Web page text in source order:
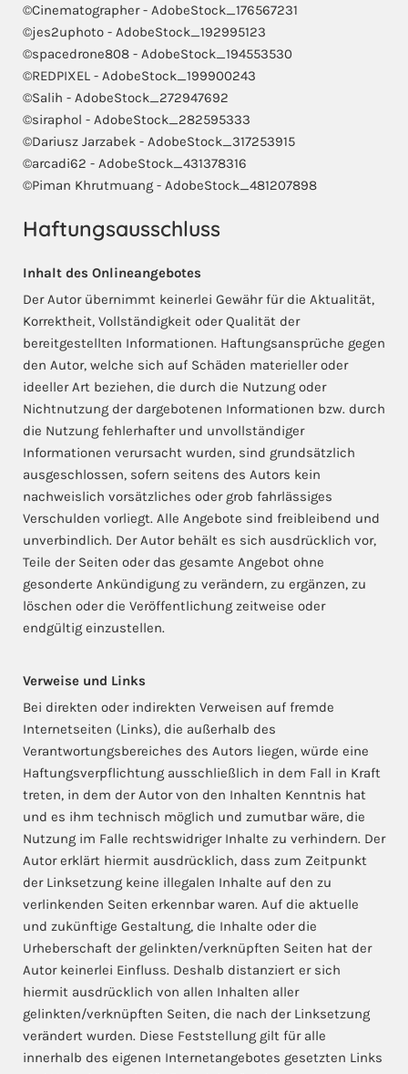
©Cinematographer - AdobeStock_176567231
©jes2uphoto - AdobeStock_192995123
©spacedrone808 - AdobeStock_194553530
©REDPIXEL - AdobeStock_199900243
©Salih - AdobeStock_272947692
©siraphol - AdobeStock_282595333
©Dariusz Jarzabek - AdobeStock_317253915
©arcadi62 - AdobeStock_431378316
©Piman Khrutmuang - AdobeStock_481207898
Haftungsausschluss
Inhalt des Onlineangebotes
Der Autor übernimmt keinerlei Gewähr für die Aktualität,
Korrektheit, Vollständigkeit oder Qualität der
bereitgestellten Informationen. Haftungsansprüche gegen
den Autor, welche sich auf Schäden materieller oder
ideeller Art beziehen, die durch die Nutzung oder
Nichtnutzung der dargebotenen Informationen bzw. durch
die Nutzung fehlerhafter und unvollständiger
Informationen verursacht wurden, sind grundsätzlich
ausgeschlossen, sofern seitens des Autors kein
nachweislich vorsätzliches oder grob fahrlässiges
Verschulden vorliegt. Alle Angebote sind freibleibend und
unverbindlich. Der Autor behält es sich ausdrücklich vor,
Teile der Seiten oder das gesamte Angebot ohne
gesonderte Ankündigung zu verändern, zu ergänzen, zu
löschen oder die Veröffentlichung zeitweise oder
endgültig einzustellen.
Verweise und Links
Bei direkten oder indirekten Verweisen auf fremde
Internetseiten (Links), die außerhalb des
Verantwortungsbereiches des Autors liegen, würde eine
Haftungsverpflichtung ausschließlich in dem Fall in Kraft
treten, in dem der Autor von den Inhalten Kenntnis hat
und es ihm technisch möglich und zumutbar wäre, die
Nutzung im Falle rechtswidriger Inhalte zu verhindern. Der
Autor erklärt hiermit ausdrücklich, dass zum Zeitpunkt
der Linksetzung keine illegalen Inhalte auf den zu
verlinkenden Seiten erkennbar waren. Auf die aktuelle
und zukünftige Gestaltung, die Inhalte oder die
Urheberschaft der gelinkten/verknüpften Seiten hat der
Autor keinerlei Einfluss. Deshalb distanziert er sich
hiermit ausdrücklich von allen Inhalten aller
gelinkten/verknüpften Seiten, die nach der Linksetzung
verändert wurden. Diese Feststellung gilt für alle
innerhalb des eigenen Internetangebotes gesetzten Links